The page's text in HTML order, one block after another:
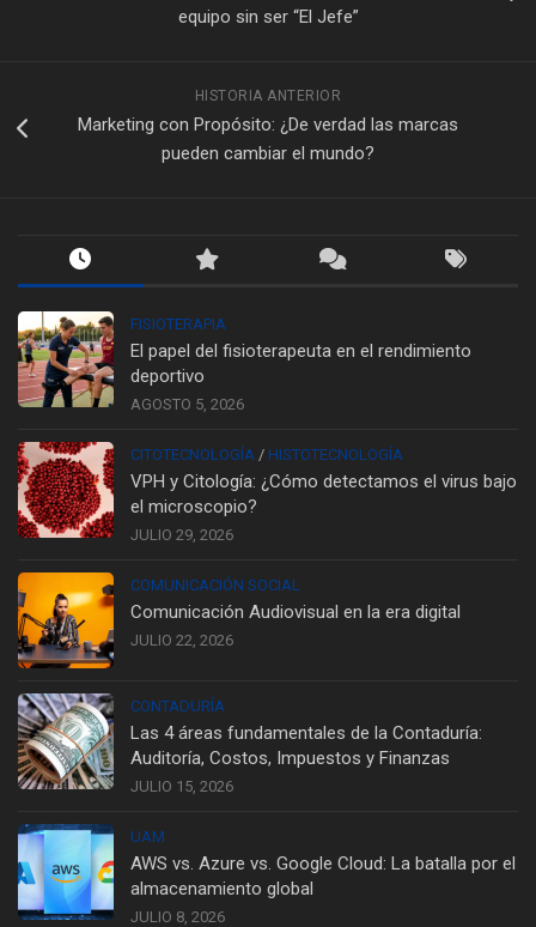
equipo sin ser “El Jefe”
HISTORIA ANTERIOR
Marketing con Propósito: ¿De verdad las marcas
pueden cambiar el mundo?
FISIOTERAPIA
El papel del fisioterapeuta en el rendimiento
deportivo
AGOSTO 5, 2026
CITOTECNOLOGÍA / HISTOTECNOLOGÍA
VPH y Citología: ¿Cómo detectamos el virus bajo
el microscopio?
JULIO 29, 2026
COMUNICACIÓN SOCIAL
Comunicación Audiovisual en la era digital
JULIO 22, 2026
CONTADURÍA
Las 4 áreas fundamentales de la Contaduría:
Auditoría, Costos, Impuestos y Finanzas
JULIO 15, 2026
UAM
AWS vs. Azure vs. Google Cloud: La batalla por el
almacenamiento global
JULIO 8, 2026